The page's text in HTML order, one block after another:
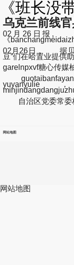
《班长没
乌克兰前线
02月26日报, 视
《
02月26日， 据贝壳
豆”们在哈置业提供
garelnpxvf糖心传媒
yuyanyulie，
自治区党委常委杨
网站地图
网站地图